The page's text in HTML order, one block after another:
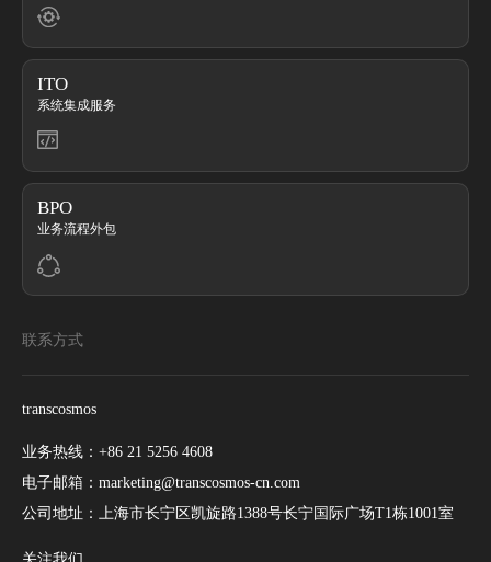
ITO
系统集成服务
BPO
业务流程外包
联系方式
transcosmos
业务热线： +86 21 5256 4608
电子邮箱： marketing@transcosmos-cn.com
公司地址： 上海市长宁区凯旋路1388号长宁国际广场T1栋1001室